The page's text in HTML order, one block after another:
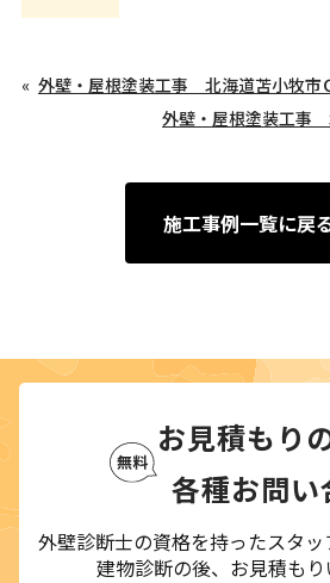
外壁・屋根塗装工事 北海道苫小牧市
外壁・屋根塗装工事
施工事例一覧に戻
お見積もり
各種お問い
外壁診断士の資格を持ったスタッ
建物診断の後、お見積もり